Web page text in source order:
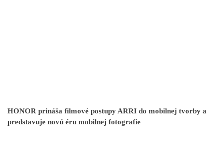
HONOR prináša filmové postupy ARRI do mobilnej tvorby a
predstavuje novú éru mobilnej fotografie